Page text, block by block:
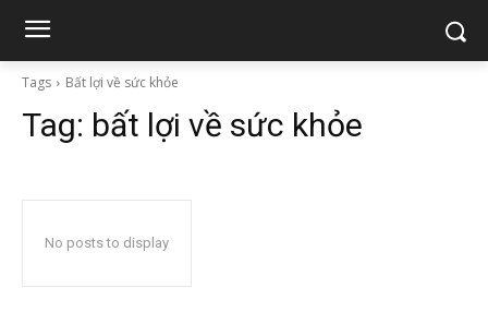
Tags Bất lợi về sức khỏe
Tag: bất lợi về sức khỏe
No posts to display